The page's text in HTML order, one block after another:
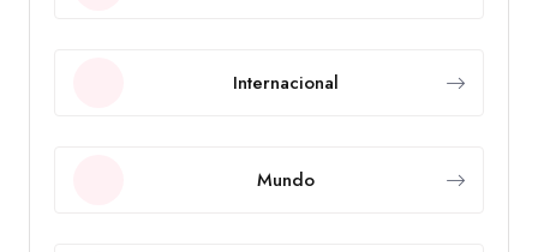
Internacional
Mundo